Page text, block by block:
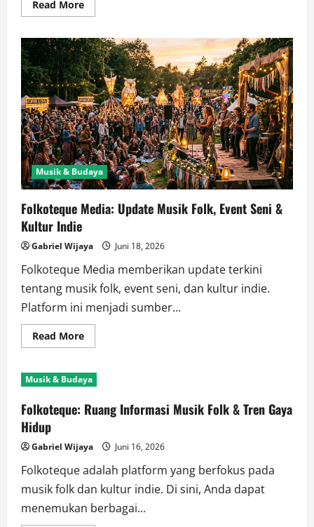
Read MoreRead
more
Folkoteque:
Diskografi
Musik
Folk
&
Artikel
Budaya
Indie
Musik & Budaya
Folkoteque Media: Update Musik Folk, Event Seni &
Kultur Indie
Gabriel Wijaya Juni 18, 2026
Folkoteque Media memberikan update terkini
tentang musik folk, event seni, dan kultur indie.
Platform ini menjadi sumber...
Read MoreRead
more
Media:
Update
Folk,
Event
Kultur
Indie
Musik & Budaya
Folkoteque: Ruang Informasi Musik Folk & Tren Gaya
Hidup
Gabriel Wijaya Juni 16, 2026
Folkoteque adalah platform yang berfokus pada
musik folk dan kultur indie. Di sini, Anda dapat
menemukan berbagai...